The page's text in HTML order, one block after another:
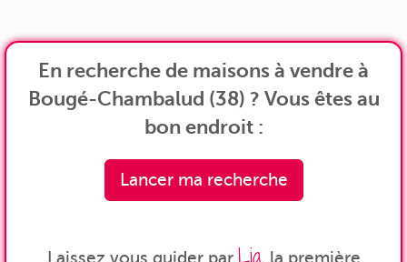
En recherche de maisons à vendre à
Bougé-Chambalud (38) ? Vous êtes au
bon endroit :
Lancer ma recherche
Laissez vous guider par Lia, la première